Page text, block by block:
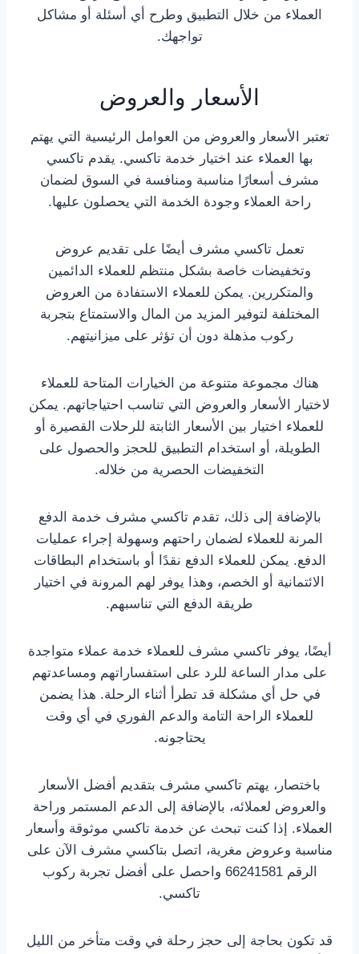
العملاء من خلال التطبيق وطرح أي أسئلة أو مشاكل
تواجهك.
الأسعار والعروض
تعتبر الأسعار والعروض من العوامل الرئيسية التي يهتم
بها العملاء عند اختيار خدمة تاكسي. يقدم تاكسي
مشرف أسعارًا مناسبة ومنافسة في السوق لضمان
راحة العملاء وجودة الخدمة التي يحصلون عليها.
تعمل تاكسي مشرف أيضًا على تقديم عروض
وتخفيضات خاصة بشكل منتظم للعملاء الدائمين
والمتكررين. يمكن للعملاء الاستفادة من العروض
المختلفة لتوفير المزيد من المال والاستمتاع بتجربة
ركوب مذهلة دون أن تؤثر على ميزانيتهم.
هناك مجموعة متنوعة من الخيارات المتاحة للعملاء
لاختيار الأسعار والعروض التي تناسب احتياجاتهم. يمكن
للعملاء اختيار بين الأسعار الثابتة للرحلات القصيرة أو
الطويلة، أو استخدام التطبيق للحجز والحصول على
التخفيضات الحصرية من خلاله.
بالإضافة إلى ذلك، تقدم تاكسي مشرف خدمة الدفع
المرنة للعملاء لضمان راحتهم وسهولة إجراء عمليات
الدفع. يمكن للعملاء الدفع نقدًا أو باستخدام البطاقات
الائتمانية أو الخصم، وهذا يوفر لهم المرونة في اختيار
طريقة الدفع التي تناسبهم.
أيضًا، يوفر تاكسي مشرف للعملاء خدمة عملاء متواجدة
على مدار الساعة للرد على استفساراتهم ومساعدتهم
في حل أي مشكلة قد تطرأ أثناء الرحلة. هذا يضمن
للعملاء الراحة التامة والدعم الفوري في أي وقت
يحتاجونه.
باختصار، يهتم تاكسي مشرف بتقديم أفضل الأسعار
والعروض لعملائه، بالإضافة إلى الدعم المستمر وراحة
العملاء. إذا كنت تبحث عن خدمة تاكسي موثوقة وأسعار
مناسبة وعروض مغرية، اتصل بتاكسي مشرف الآن على
الرقم 66241581 واحصل على أفضل تجربة ركوب
تاكسي.
قد تكون بحاجة إلى حجز رحلة في وقت متأخر من الليل